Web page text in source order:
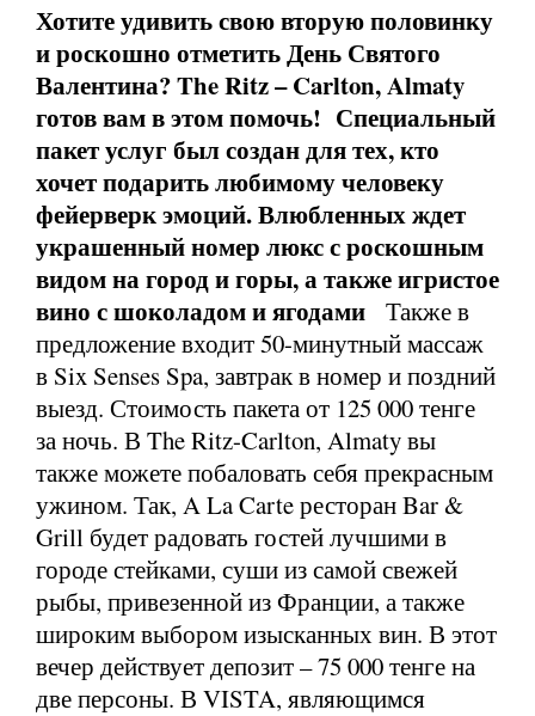
Хотите удивить свою вторую половинку
и роскошно отметить День Святого
Валентина? The Ritz – Carlton, Almaty
готов вам в этом помочь! Специальный
пакет услуг был создан для тех, кто
хочет подарить любимому человеку
фейерверк эмоций. Влюбленных ждет
украшенный номер люкс с роскошным
видом на город и горы, а также игристое
вино с шоколадом и ягодами Также в
предложение входит 50-минутный массаж
в Six Senses Spa, завтрак в номер и поздний
выезд. Стоимость пакета от 125 000 тенге
за ночь. В The Ritz-Carlton, Almaty вы
также можете побаловать себя прекрасным
ужином. Так, A La Carte ресторан Bar &
Grill будет радовать гостей лучшими в
городе стейками, суши из самой свежей
рыбы, привезенной из Франции, а также
широким выбором изысканных вин. В этот
вечер действует депозит – 75 000 тенге на
две персоны. В VISTA, являющимся